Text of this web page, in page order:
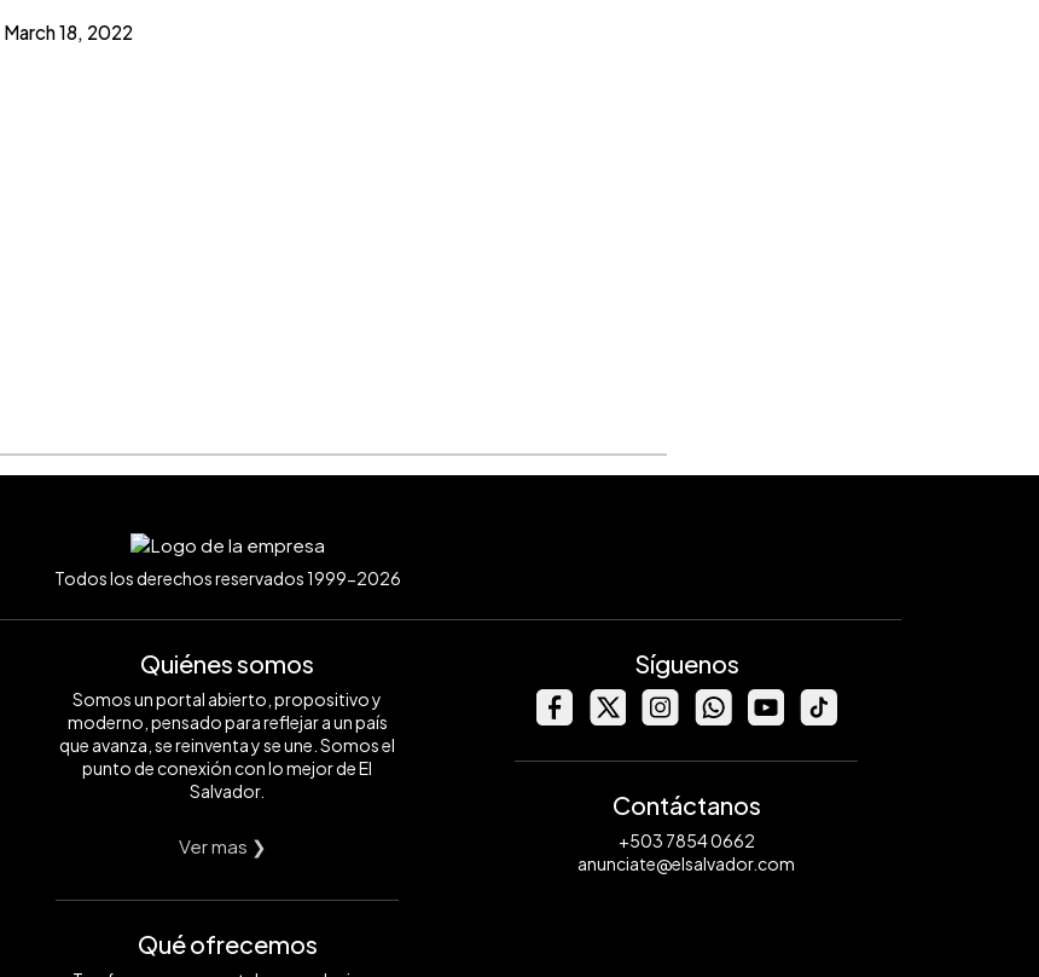
March 18, 2022
Todos los derechos reservados 1999-2026
Quiénes somos
Somos un portal abierto, propositivo y
moderno, pensado para reflejar a un país
que avanza, se reinventa y se une. Somos el
punto de conexión con lo mejor de El
Salvador.
Ver mas ❯
Qué ofrecemos
Síguenos
Contáctanos
+503 7854 0662
anunciate@elsalvador.com